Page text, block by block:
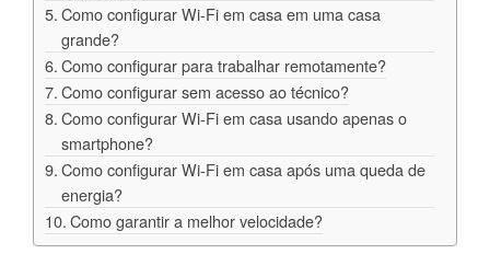
Como configurar Wi-Fi em casa em uma casa
grande?
Como configurar para trabalhar remotamente?
Como configurar sem acesso ao técnico?
Como configurar Wi-Fi em casa usando apenas o
smartphone?
Como configurar Wi-Fi em casa após uma queda de
energia?
Como garantir a melhor velocidade?